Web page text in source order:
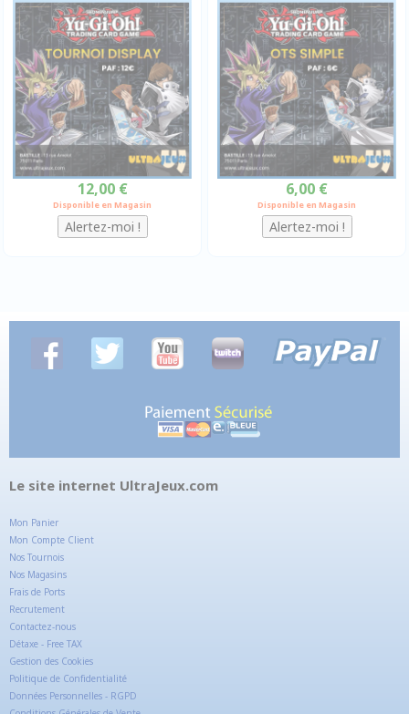
12,00 €
Disponible en Magasin
6,00 €
Disponible en Magasin
Le site internet UltraJeux.com
Mon Panier
Mon Compte Client
Nos Tournois
Nos Magasins
Frais de Ports
Recrutement
Contactez-nous
Détaxe - Free TAX
Gestion des Cookies
Politique de Confidentialité
Données Personnelles - RGPD